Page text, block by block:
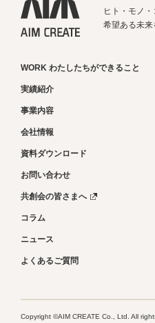
ヒト・モノ
希望ある未
WORK わたしたちができること
実績紹介
事業内容
会社情報
資料ダウンロード
お問い合わせ
共創会の皆さまへ
コラム
ニュース
よくあるご質問
Copyright ©AIM CREATE Co., Ltd. All